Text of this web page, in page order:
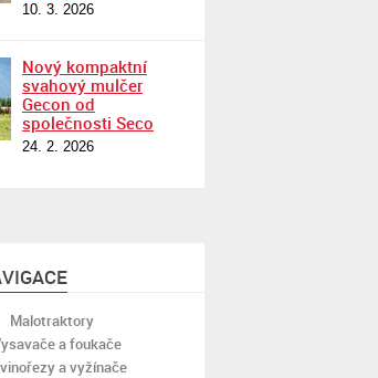
10. 3. 2026
Nový kompaktní
svahový mulčer
Gecon od
společnosti Seco
24. 2. 2026
Malotraktory
a foukače
a vyžínače